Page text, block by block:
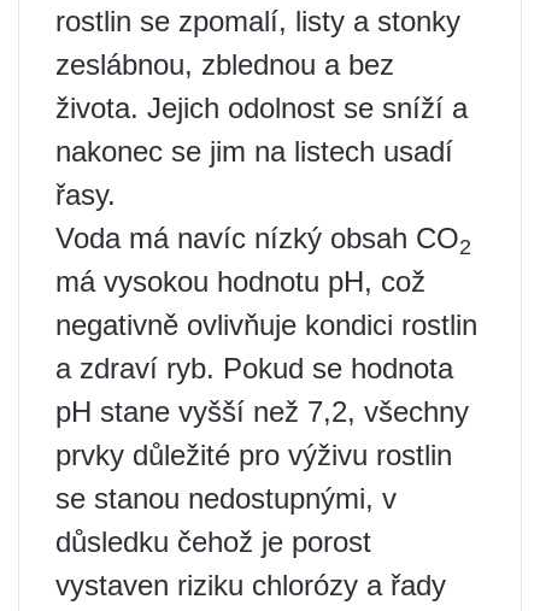
rostlin se zpomalí, listy a stonky
zeslábnou, zblednou a bez
života. Jejich odolnost se sníží a
nakonec se jim na listech usadí
řasy.
Voda má navíc nízký obsah CO2
má vysokou hodnotu pH, což
negativně ovlivňuje kondici rostlin
a zdraví ryb. Pokud se hodnota
pH stane vyšší než 7,2, všechny
prvky důležité pro výživu rostlin
se stanou nedostupnými, v
důsledku čehož je porost
vystaven riziku chlorózy a řady